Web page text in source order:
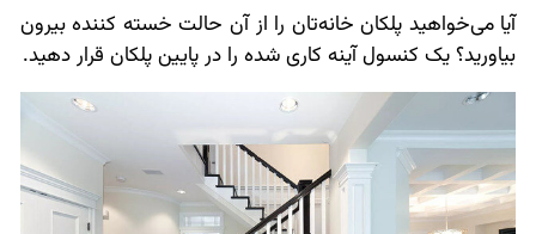
آیا می‌خواهید پلکان خانه‌تان را از آن حالت خسته کننده بیرون
بیاورید؟ یک کنسول آینه کاری شده را در پایین پلکان قرار دهید.